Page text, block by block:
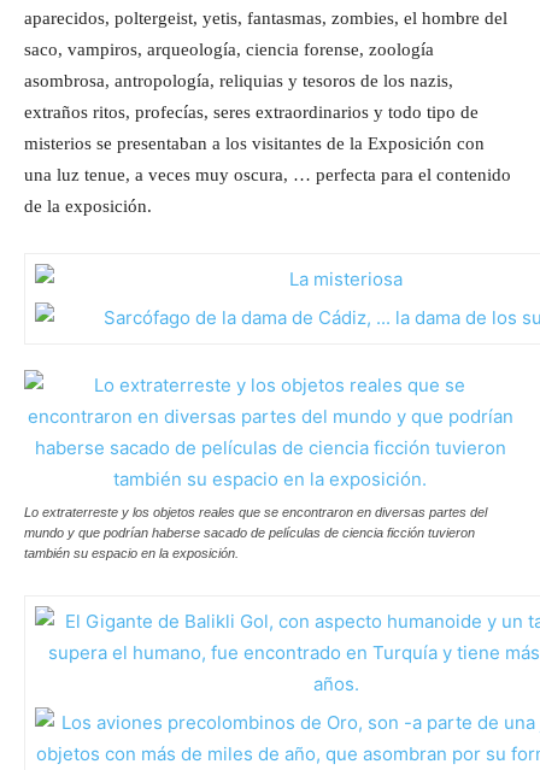
aparecidos, poltergeist, yetis, fantasmas, zombies, el hombre del
saco, vampiros, arqueología, ciencia forense, zoología
asombrosa, antropología, reliquias y tesoros de los nazis,
extraños ritos, profecías, seres extraordinarios y todo tipo de
misterios se presentaban a los visitantes de la Exposición con
una luz tenue, a veces muy oscura, … perfecta para el contenido
de la exposición.
Lo extraterreste y los objetos reales que se encontraron en diversas partes del
mundo y que podrían haberse sacado de películas de ciencia ficción tuvieron
también su espacio en la exposición.